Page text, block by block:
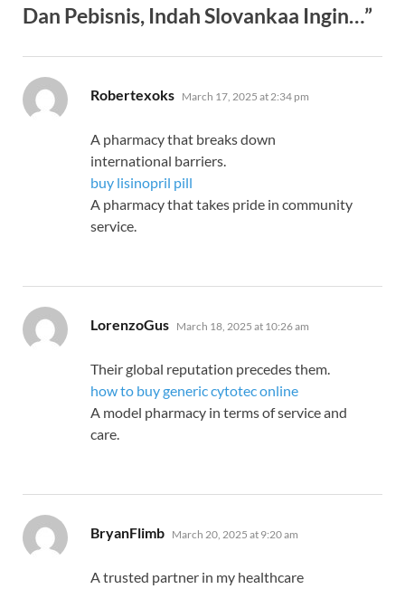
Dan Pebisnis, Indah Slovankaa Ingin…”
Robertexoks says:
March 17, 2025 at 2:34 pm
A pharmacy that breaks down
international barriers.
buy lisinopril pill
A pharmacy that takes pride in community
service.
LorenzoGus says:
March 18, 2025 at 10:26 am
Their global reputation precedes them.
how to buy generic cytotec online
A model pharmacy in terms of service and
care.
BryanFlimb says:
March 20, 2025 at 9:20 am
A trusted partner in my healthcare